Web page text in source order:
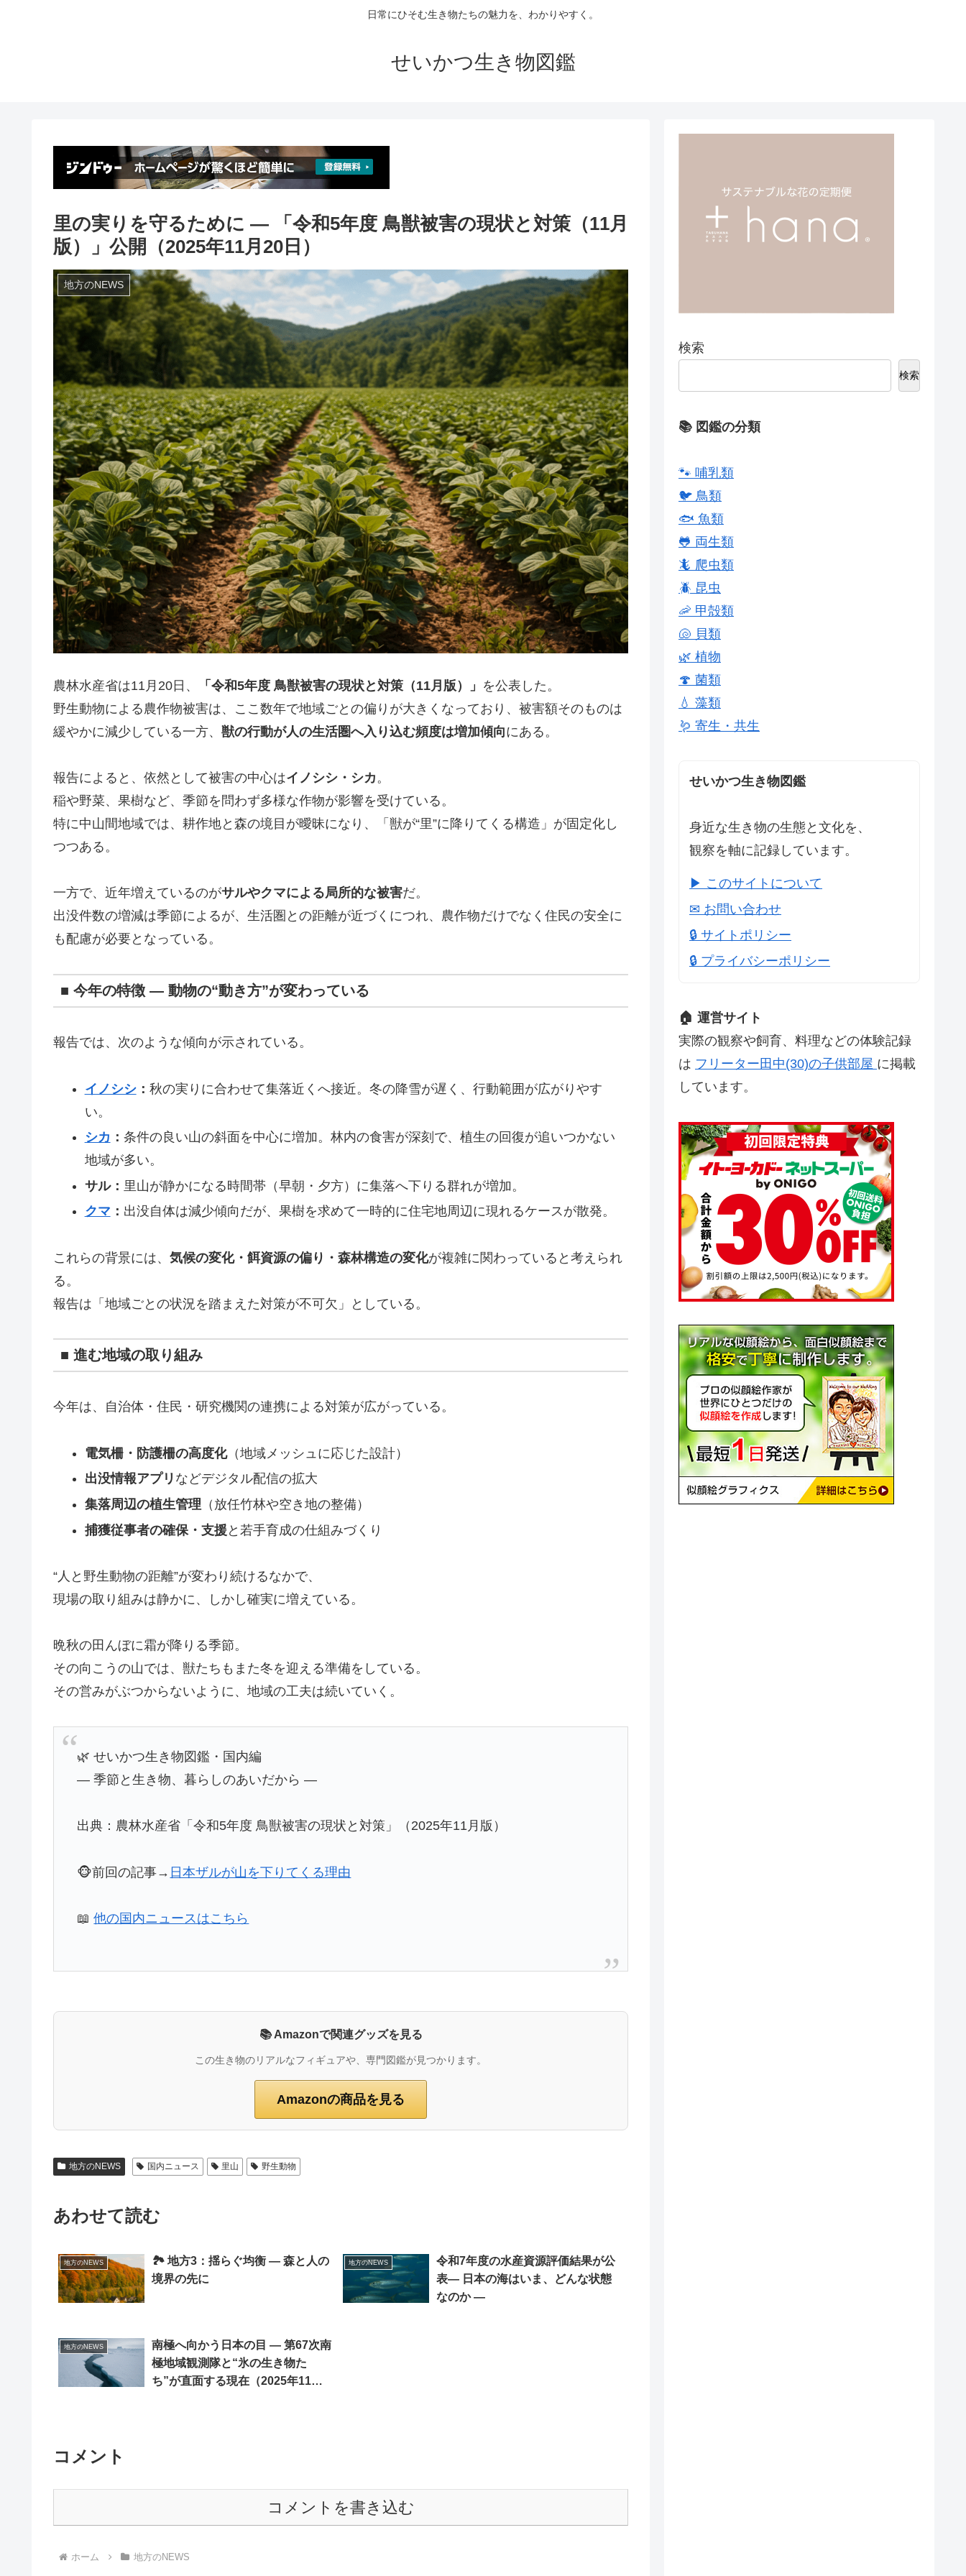
日常にひそむ生き物たちの魅力を、わかりやすく。
せいかつ生き物図鑑
里の実りを守るために ― 「令和5年度 鳥獣被害の現状と対策（11月
版）」公開（2025年11月20日）
地方のNEWS
農林水産省は11月20日、 「令和5年度 鳥獣被害の現状と対策（11月版）」 を公表した。
野生動物による農作物被害は、ここ数年で地域ごとの偏りが大きくなっており、被害額そのものは
緩やかに減少している一方、 獣の行動が人の生活圏へ入り込む頻度は増加傾向にある。
報告によると、依然として被害の中心はイノシシ・シカ 。
稲や野菜、果樹など、季節を問わず多様な作物が影響を受けている。
特に中山間地域では、耕作地と森の境目が曖昧になり、「獣が“里”に降りてくる構造」が固定化し
つつある。
一方で、近年増えているのがサルやクマによる局所的な被害だ。
出没件数の増減は季節によるが、生活圏との距離が近づくにつれ、農作物だけでなく住民の安全に
も配慮が必要となっている。
■ 今年の特徴 ― 動物の“動き方”が変わっている
報告では、次のような傾向が示されている。
イノシシ： 秋の実りに合わせて集落近くへ接近。冬の降雪が遅く、行動範囲が広がりやす
い。
シカ ： 条件の良い山の斜面を中心に増加。林内の食害が深刻で、植生の回復が追いつかない
地域が多い。
サル： 里山が静かになる時間帯（早朝・夕方）に集落へ下りる群れが増加。
クマ ： 出没自体は減少傾向だが、果樹を求めて一時的に住宅地周辺に現れるケースが散発。
これらの背景には、 気候の変化・餌資源の偏り・森林構造の変化が複雑に関わっていると考えられ
る。
報告は「地域ごとの状況を踏まえた対策が不可欠」としている。
■ 進む地域の取り組み
今年は、自治体・住民・研究機関の連携による対策が広がっている。
電気柵・防護柵の高度化（地域メッシュに応じた設計）
出没情報アプリ などデジタル配信の拡大
集落周辺の植生管理 （放任竹林や空き地の整備）
捕獲従事者の確保・支援と若手育成の仕組みづくり
“人と野生動物の距離”が変わり続けるなかで、
現場の取り組みは静かに、しかし確実に増えている。
晩秋の田んぼに霜が降りる季節。
その向こうの山では、獣たちもまた冬を迎える準備をしている。
その営みがぶつからないように、地域の工夫は続いていく。
🌿 せいかつ生き物図鑑・国内編
― 季節と生き物、暮らしのあいだから ―
出典：農林水産省「令和5年度 鳥獣被害の現状と対策」（2025年11月版）
🐵前回の記事→ 日本ザルが山を下りてくる理由
📖他の国内ニュースはこちら
📚 Amazonで関連グッズを見る
この生き物のリアルなフィギュアや、専門図鑑が見つかります。
Amazonの商品を見る
地方のNEWS 国内ニュース 里山 野生動物
あわせて読む
地方のNEWS
🏞 地方3：揺らぐ均衡 ― 森と人の
境界の先に
地方のNEWS
令和7年度の水産資源評価結果が公
表― 日本の海はいま、どんな状態
なのか ―
地方のNEWS
南極へ向かう日本の目 ― 第67次南
極地域観測隊と“氷の生き物た
ち”が直面する現在（2025年11
コメント
コメントを書き込む
ホーム 地方のNEWS
検索
検索
📚 図鑑の分類
🐾 哺乳類
🐦 鳥類
🐟 魚類
🐸 両生類
🦎 爬虫類
🪲 昆虫
🦐 甲殻類
🐚 貝類
🌿 植物
🍄 菌類
💧 藻類
🪱 寄生・共生
せいかつ生き物図鑑
身近な生き物の生態と文化を、
観察を軸に記録しています。
▶ このサイトについて
✉ お問い合わせ
🔒 サイトポリシー
🔒 プライバシーポリシー
🏠 運営サイト
実際の観察や飼育、料理などの体験記録
は フリーター田中(30)の子供部屋 に掲載
しています。